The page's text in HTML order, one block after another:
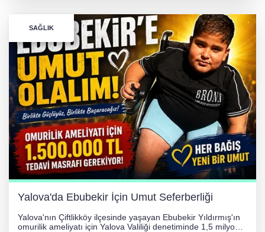
SAĞLIK
Yalova'da Ebubekir İçin Umut Seferberliği
Yalova'nın Çiftlikköy ilçesinde yaşayan Ebubekir Yıldırmış'ın
omurilik ameliyatı için Yalova Valiliği denetiminde 1,5 milyon